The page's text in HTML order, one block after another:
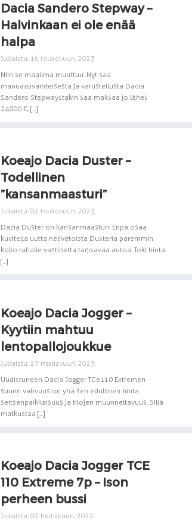
Dacia Sandero Stepway –
Halvinkaan ei ole enää
halpa
Julkaistu: 16 toukokuun, 2023
Niin se maailma muuttuu. Nyt saa
manuaalivaihteisesta ja varustellusta Dacia
Sandero Stepwaystakin saa maksaa jo lähes
24 000 €, [...]
Koeajo Dacia Duster –
Todellinen
”kansanmaasturi”
Julkaistu: 02 toukokuun, 2023
Dacia Duster on kansanmaasturi. Enpä osaa
kuvitella uutta nelivetoista Dusteria paremmin
koko rahalle vastinetta tarjoavaa autoa. Toki hinta
[...]
Koeajo Dacia Jogger –
Kyytiin mahtuu
lentopallojoukkue
Julkaistu: 27 maaliskuun, 2023
Uudistuneen Dacia Jogger TCe110 Extremen
suurin vahvuus on yhä sen edullinen hinta
seitsenpaikkaisuus ja tilojen muunneltavuus. Sillä
matkustaa [...]
Koeajo Dacia Jogger TCE
110 Extreme 7p – Ison
perheen bussi
Julkaistu: 02 heinäkuun, 2022